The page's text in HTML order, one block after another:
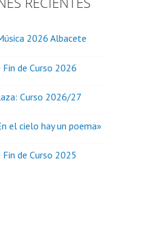
2026 Albacete
Fin de Curso 2026
Curso 2026/27
el cielo hay un poema»
Fin de Curso 2025